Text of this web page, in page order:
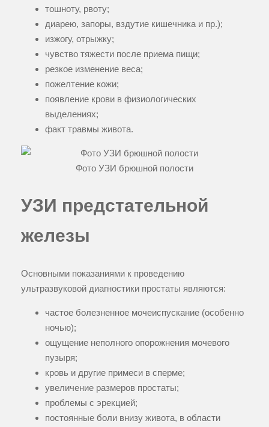
тошноту, рвоту;
диарею, запоры, вздутие кишечника и пр.);
изжогу, отрыжку;
чувство тяжести после приема пищи;
резкое изменение веса;
пожелтение кожи;
появление крови в физиологических
выделениях;
факт травмы живота.
Фото УЗИ брюшной полости
УЗИ предстательной
железы
Основными показаниями к проведению
ультразвуковой диагностики простаты являются:
частое болезненное мочеиспускание (особенно
ночью);
ощущение неполного опорожнения мочевого
пузыря;
кровь и другие примеси в сперме;
увеличение размеров простаты;
проблемы с эрекцией;
постоянные боли внизу живота, в области